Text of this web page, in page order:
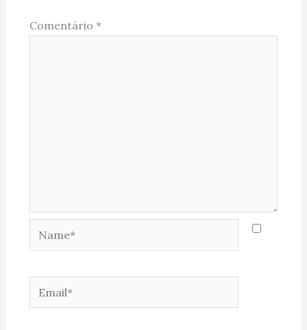
Comentário *
Name*
Email*